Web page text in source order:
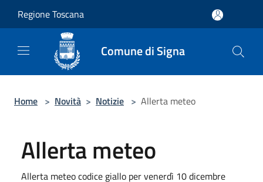
Regione Toscana
Comune di Signa
Home > Novità > Notizie > Allerta meteo
Allerta meteo
Allerta meteo codice giallo per venerdì 10 dicembre